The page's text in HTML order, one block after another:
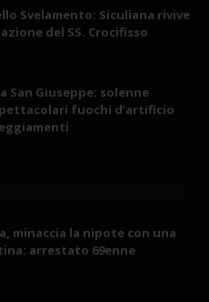
Svelamento: Siculiana rivive
del SS. Crocifisso
San Giuseppe: solenne
fuochi d’artificio
minaccia la nipote con una
arrestato 69enne